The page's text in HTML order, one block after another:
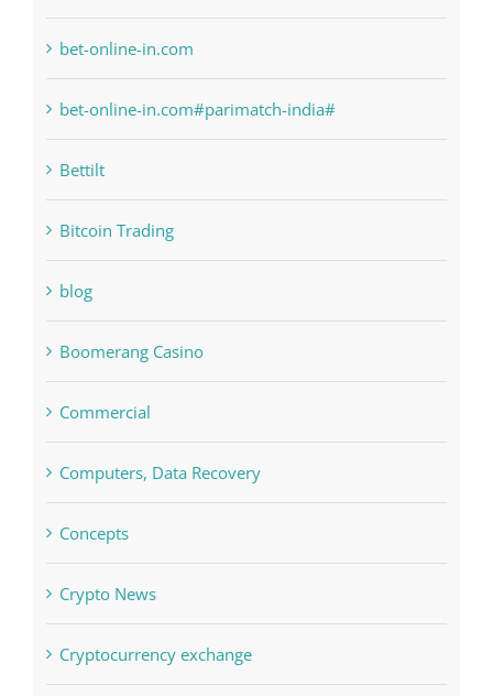
bet-online-in.com
bet-online-in.com#parimatch-india#
Bettilt
Bitcoin Trading
blog
Boomerang Casino
Commercial
Computers, Data Recovery
Concepts
Crypto News
Cryptocurrency exchange